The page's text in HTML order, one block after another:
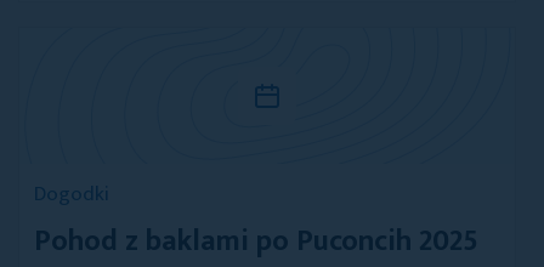
Dogodki
Pohod z baklami po Puconcih 2025